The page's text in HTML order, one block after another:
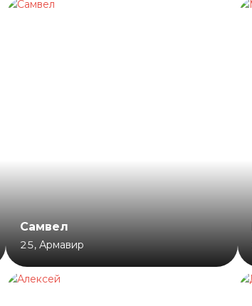
Самвел
25, Армавир